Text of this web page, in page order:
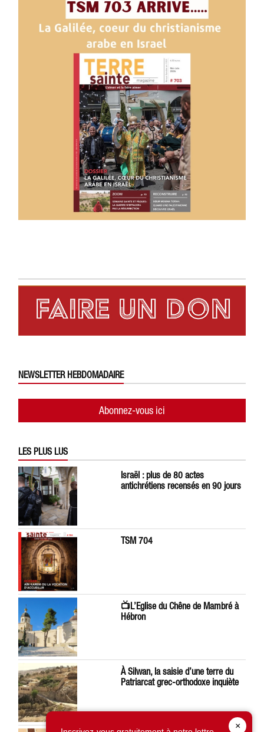
NEWSLETTER HEBDOMADAIRE
Abonnez-vous ici
LES PLUS LUS
Israël : plus de 80 actes
antichrétiens recensés en 90 jours
TSM 704
📺L’Eglise du Chêne de Mambré à
Hébron
À Silwan, la saisie d’une terre du
Patriarcat grec-orthodoxe inquiète
×